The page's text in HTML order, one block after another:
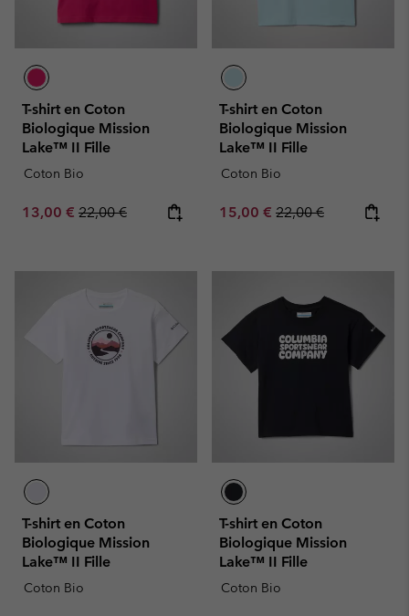
T-shirt en Coton
Biologique Mission
Lake™ II Fille
Coton Bio
Sale price:
13,00 € Regular price:
22,00 €
T-shirt en Coton
Biologique Mission
Lake™ II Fille
Coton Bio
Sale price:
15,00 € Regular price:
22,00 €
T-shirt en Coton
Biologique Mission
Lake™ II Fille
Coton Bio
T-shirt en Coton
Biologique Mission
Lake™ II Fille
Coton Bio